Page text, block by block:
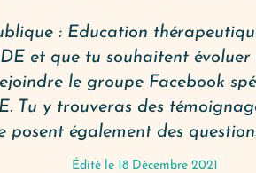
: Education
et que tu souhaitent évoluer
le groupe Facebook
Tu y trouveras des
posent également des
Édité le 18 Décembre 2021